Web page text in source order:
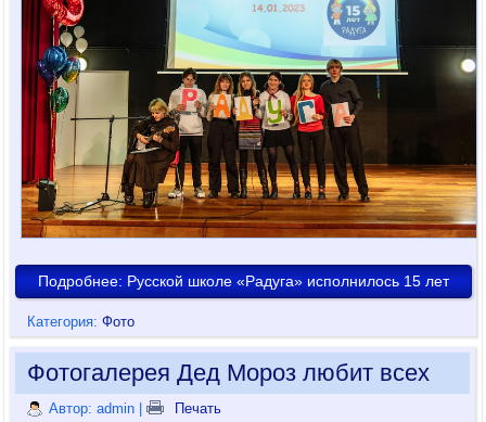
Подробнее: Русской школе «Радуга» исполнилось 15 лет
Категория:Фото
Фотогалерея Дед Мороз любит всех
Автор: admin | Печать